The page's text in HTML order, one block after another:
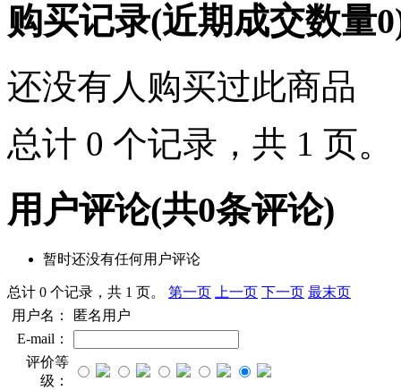
购买记录(近期成交数量0
还没有人购买过此商品
总计 0 个记录，共 1 页。
用户评论(共0条评论)
暂时还没有任何用户评论
总计 0 个记录，共 1 页。 第一页 上一页 下一页 最末页
用户名：
匿名用户
E-mail：
评价等
级：